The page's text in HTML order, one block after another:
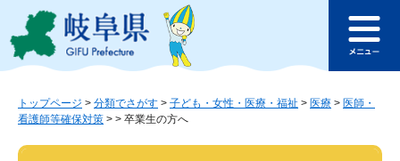
ジ
ュ
このページの本文へ
ュ
トップページ > 分類でさがす > 子ども・女性・医療・福祉 > 医療 > 医師・
看護師等確保対策 > > 卒業生の方へ